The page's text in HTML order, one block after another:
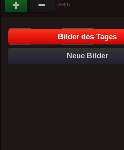
(+39)
Bilder des Tages
Neue Bilder